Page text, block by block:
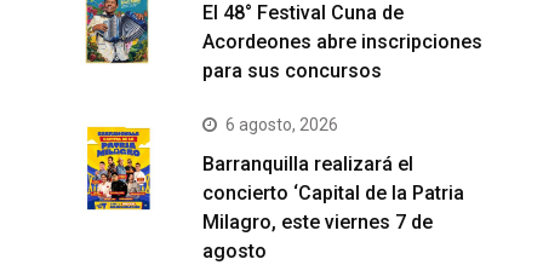
El 48° Festival Cuna de
Acordeones abre inscripciones
para sus concursos
6 agosto, 2026
Barranquilla realizará el
concierto ‘Capital de la Patria
Milagro, este viernes 7 de
agosto